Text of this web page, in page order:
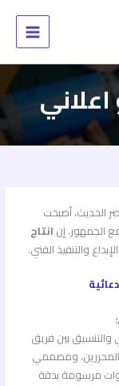
الحديث، أصبحت
الجمهور. إن انتاج
والتنفيذ الفني.
والتنسيق بين فريق
ومصممي
مرسومة بدقة